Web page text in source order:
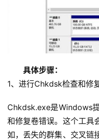
具体步骤：
1、进行Chkdsk检查和修
Chkdsk.exe是Windows
和修复卷错误。这个工具
如，丢失的群集、交叉链